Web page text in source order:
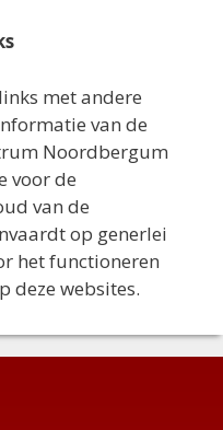
met andere
van de
Noordbergum
voor de
van de
op generlei
het functioneren
deze websites.